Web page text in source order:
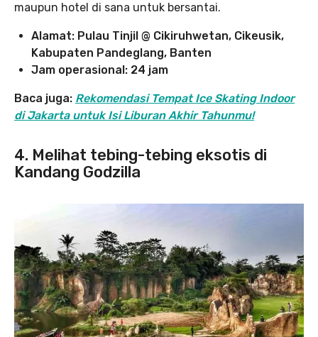
maupun hotel di sana untuk bersantai.
Alamat: Pulau Tinjil @ Cikiruhwetan, Cikeusik,
Kabupaten Pandeglang, Banten
Jam operasional: 24 jam
Baca juga: Rekomendasi Tempat Ice Skating Indoor
di Jakarta untuk Isi Liburan Akhir Tahunmu!
4. Melihat tebing-tebing eksotis di
Kandang Godzilla